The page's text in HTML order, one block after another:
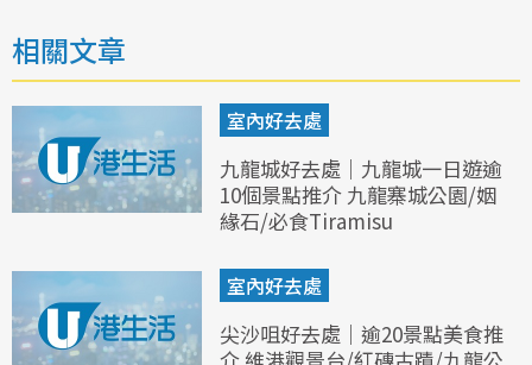
相關文章
室內好去處
九龍城好去處｜九龍城一日遊逾
10個景點推介 九龍寨城公園/姻
緣石/必食Tiramisu
室內好去處
尖沙咀好去處｜逾20景點美食推